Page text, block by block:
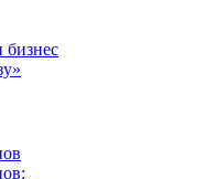
бизнес